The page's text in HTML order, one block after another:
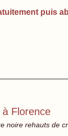
puis
Florence
noire rehauts de